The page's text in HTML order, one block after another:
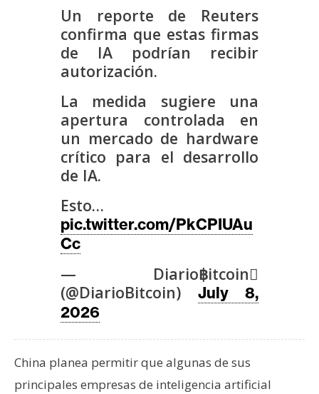
m
R
e
Un reporte de Reuters
confirma que estas firmas
de IA podrían recibir
autorización.
La medida sugiere una
apertura controlada en
un mercado de hardware
crítico para el desarrollo
de IA.
Esto…
pic.twitter.com/PkCPIUAu
Cc
— Diario฿itcoin
(@DiarioBitcoin) July 8,
2026
China planea permitir que algunas de sus
principales empresas de inteligencia artificial